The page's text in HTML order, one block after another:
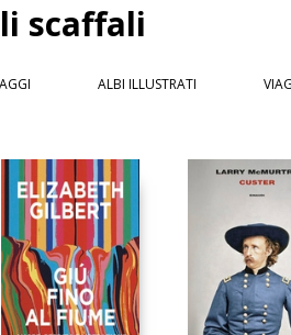
scaffali
ALBI ILLUSTRATI